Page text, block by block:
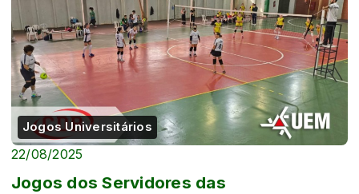
Jogos Universitários
22/08/2025
Jogos dos Servidores das